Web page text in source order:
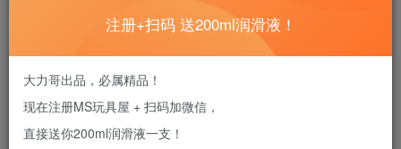
没润滑的杯子会哭哦～注册即送200ml进口润
滑液！
当她开始拒绝和你亲热
注册+扫码 送200ml润滑液！
大力哥出品，必属精品！
现在注册MS玩具屋 + 扫码加微信，
直接送你200ml润滑液一支！